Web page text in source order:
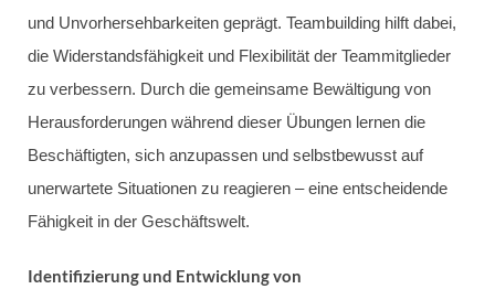
und Unvorhersehbarkeiten geprägt. Teambuilding hilft dabei,
die Widerstandsfähigkeit und Flexibilität der Teammitglieder
zu verbessern. Durch die gemeinsame Bewältigung von
Herausforderungen während dieser Übungen lernen die
Beschäftigten, sich anzupassen und selbstbewusst auf
unerwartete Situationen zu reagieren – eine entscheidende
Fähigkeit in der Geschäftswelt.
Identifizierung und Entwicklung von